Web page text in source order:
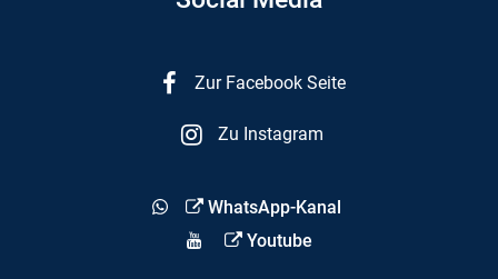
Zur Facebook Seite
Zu Instagram
WhatsApp-Kanal
Youtube